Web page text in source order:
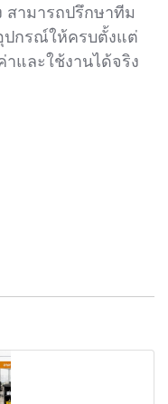
ามารถปรึกษาทีม
อุปกรณ์ให้ครบตั้งแต่
และใช้งานได้จริง